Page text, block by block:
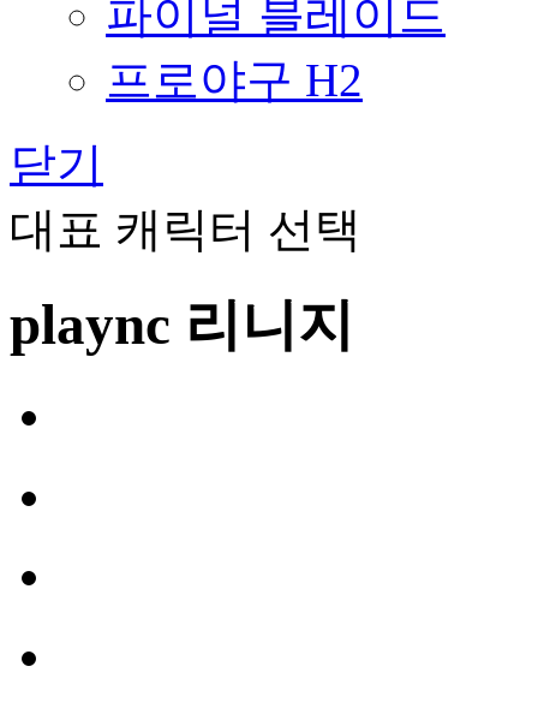
파이널 블레이드
프로야구 H2
닫기
대표 캐릭터 선택
plaync 리니지